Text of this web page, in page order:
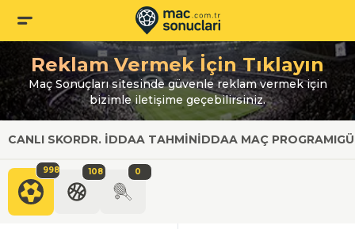
Reklam Vermek İçin Tıklayın
Maç Sonuçları sitesinde güvenle reklam vermek için
bizimle iletişime geçebilirsiniz.
CANLI SKORDR. İDDAA TAHMINİDDAA MAÇ PROGRAMI
998 108 0